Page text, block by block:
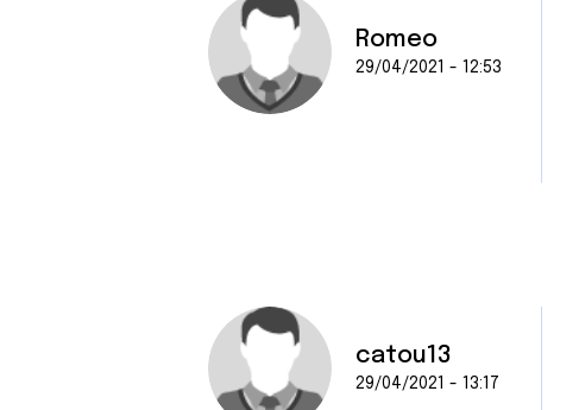
e
m
Romeo
29/04/2021 - 12:53
catou13
29/04/2021 - 13:17